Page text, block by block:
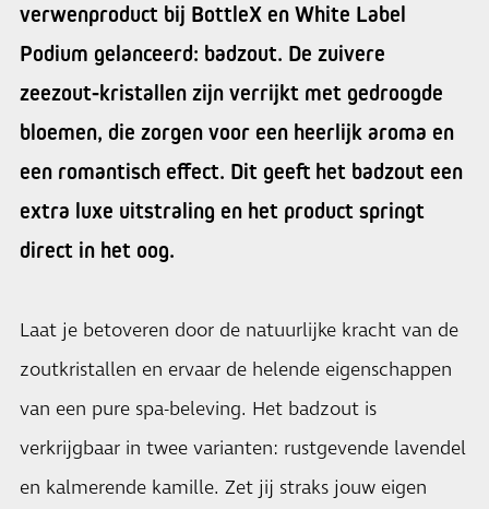
verwenproduct bij BottleX en White Label
Podium gelanceerd: badzout. De zuivere
zeezout-kristallen zijn verrijkt met gedroogde
bloemen, die zorgen voor een heerlijk aroma en
een romantisch effect. Dit geeft het badzout een
extra luxe uitstraling en het product springt
direct in het oog.
Laat je betoveren door de natuurlijke kracht van de
zoutkristallen en ervaar de helende eigenschappen
van een pure spa-beleving. Het badzout is
verkrijgbaar in twee varianten: rustgevende lavendel
en kalmerende kamille. Zet jij straks jouw eigen